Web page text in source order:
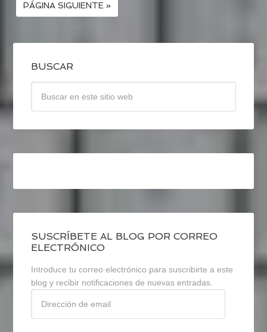
PÁGINA SIGUIENTE »
BUSCAR
SUSCRÍBETE AL BLOG POR CORREO
ELECTRÓNICO
Introduce tu correo electrónico para suscribirte a este
blog y recibir notificaciones de nuevas entradas.
email